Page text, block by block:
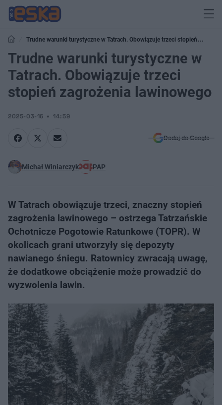
Trudne warunki turystyczne w Tatrach. Obowiązuje trzeci stopień
zagrożenia lawinowego
Trudne warunki turystyczne w
Tatrach. Obowiązuje trzeci
stopień zagrożenia lawinowego
2025-03-16 14:59
Dodaj do Google
Michał Winiarczyk PAP
W Tatrach obowiązuje trzeci, znaczny stopień
zagrożenia lawinowego – ostrzega Tatrzańskie
Ochotnicze Pogotowie Ratunkowe (TOPR). W
okolicach grani utworzyły się depozyty
nawianego śniegu. Ratownicy zwracają uwagę,
że dodatkowe obciążenie może prowadzić do
wyzwolenia lawin.